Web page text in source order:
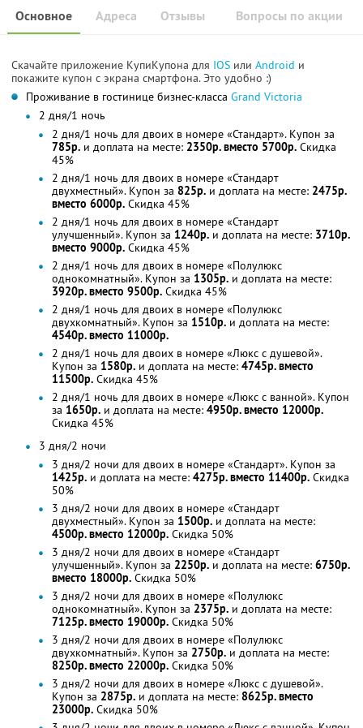
Основное Отзывы Вопросы по акции
Адреса
Скачайте приложение КупиКупона для IOS или Android и
покажите купон с экрана смартфона. Это удобно :)
Проживание в гостинице бизнес-класса Grand Victoria
2 дня/1 ночь
2 дня/1 ночь для двоих в номере «Стандарт». Купон за
785р. и доплата на месте: 2350р. вместо 5700р. Скидка
45%
2 дня/1 ночь для двоих в номере «Стандарт
двухместный». Купон за 825р. и доплата на месте: 2475р.
вместо 6000р. Скидка 45%
2 дня/1 ночь для двоих в номере «Стандарт
улучшенный». Купон за 1240р. и доплата на месте: 3710р.
вместо 9000р. Скидка 45%
2 дня/1 ночь для двоих в номере «Полулюкс
однокомнатный». Купон за 1305р. и доплата на месте:
3920р. вместо 9500р. Скидка 45%
2 дня/1 ночь для двоих в номере «Полулюкс
двухкомнатный». Купон за 1510р. и доплата на месте:
4540р. вместо 11000р.
2 дня/1 ночь для двоих в номере «Люкс с душевой».
Купон за 1580р. и доплата на месте: 4745р. вместо
11500р. Скидка 45%
2 дня/1 ночь для двоих в номере «Люкс с ванной». Купон
за 1650р. и доплата на месте: 4950р. вместо 12000р.
Скидка 45%
3 дня/2 ночи
3 дня/2 ночи для двоих в номере «Стандарт». Купон за
1425р. и доплата на месте: 4275р. вместо 11400р. Скидка
50%
3 дня/2 ночи для двоих в номере «Стандарт
двухместный». Купон за 1500р. и доплата на месте:
4500р. вместо 12000р. Скидка 50%
3 дня/2 ночи для двоих в номере «Стандарт
улучшенный». Купон за 2250р. и доплата на месте: 6750р.
вместо 18000р. Скидка 50%
3 дня/2 ночи для двоих в номере «Полулюкс
однокомнатный». Купон за 2375р. и доплата на месте:
7125р. вместо 19000р. Скидка 50%
3 дня/2 ночи для двоих в номере «Полулюкс
двухкомнатный». Купон за 2750р. и доплата на месте:
8250р. вместо 22000р. Скидка 50%
3 дня/2 ночи для двоих в номере «Люкс с душевой».
Купон за 2875р. и доплата на месте: 8625р. вместо
23000р. Скидка 50%